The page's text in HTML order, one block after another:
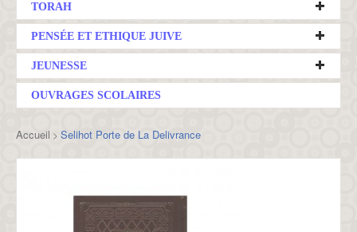
TORAH
PENSÉE ET ETHIQUE JUIVE
JEUNESSE
OUVRAGES SCOLAIRES
Accueil > Selihot Porte de La Delivrance